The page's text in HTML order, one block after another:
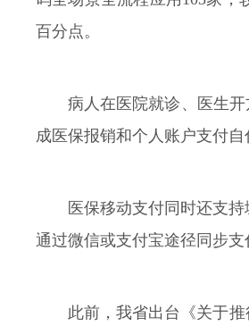
百分点。
病人在医院就诊、医生
成医保报销和个人账户支付
医保移动支付同时还支
通过微信或支付宝途径同步
此前，我省出台《关于